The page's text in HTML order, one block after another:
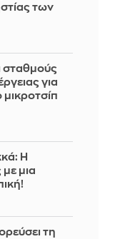
των
σταθμούς
για
Η
μια
τη